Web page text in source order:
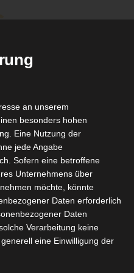
an unserem
besonders hohen
Eine Nutzung der
jede Angabe
Sofern eine betroffene
Unternehmens über
möchte, könnte
Daten erforderlich
Daten
Verarbeitung keine
eine Einwilligung der